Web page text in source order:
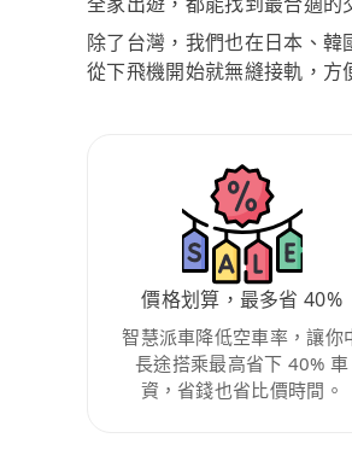
除了台灣，我們也在日本、
從下飛機開始就無縫接軌，方
價格划算，最多省 40%
智慧派車降低空車率，讓你
長途搭乘最高省下 40% 車
資，省錢也省比價時間。